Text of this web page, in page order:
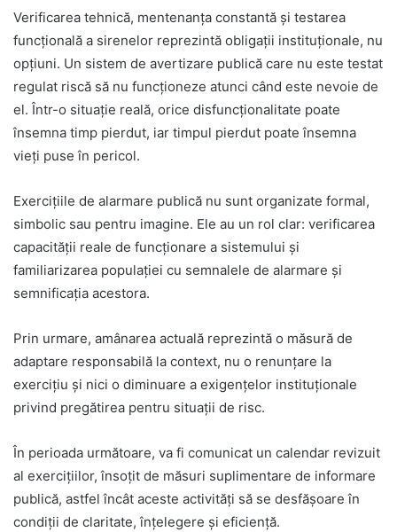
Verificarea tehnică, mentenanța constantă și testarea
funcțională a sirenelor reprezintă obligații instituționale, nu
opțiuni. Un sistem de avertizare publică care nu este testat
regulat riscă să nu funcționeze atunci când este nevoie de
el. Într-o situație reală, orice disfuncționalitate poate
însemna timp pierdut, iar timpul pierdut poate însemna
vieți puse în pericol.
Exercițiile de alarmare publică nu sunt organizate formal,
simbolic sau pentru imagine. Ele au un rol clar: verificarea
capacității reale de funcționare a sistemului și
familiarizarea populației cu semnalele de alarmare și
semnificația acestora.
Prin urmare, amânarea actuală reprezintă o măsură de
adaptare responsabilă la context, nu o renunțare la
exercițiu și nici o diminuare a exigențelor instituționale
privind pregătirea pentru situații de risc.
În perioada următoare, va fi comunicat un calendar revizuit
al exercițiilor, însoțit de măsuri suplimentare de informare
publică, astfel încât aceste activități să se desfășoare în
condiții de claritate, înțelegere și eficiență.